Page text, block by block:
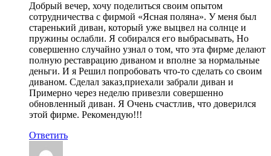
Добрый вечер, хочу поделиться своим опытом
сотрудничества с фирмой «Ясная поляна». У меня был
старенький диван, который уже выцвел на солнце и
пружины ослабли. Я собирался его выбрасывать, Но
совершенно случайно узнал о том, что эта фирме делают
полную реставрацию диваном и вполне за нормальные
деньги. И я Решил попробовать что-то сделать со своим
диваном. Сделал заказ,приехали забрали диван и
Примерно через неделю привезли совершенно
обновленный диван. Я Очень счастлив, что доверился
этой фирме. Рекомендую!!!
Ответить